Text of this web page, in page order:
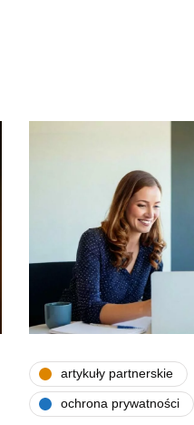
artykuły partnerskie
ochrona prywatności